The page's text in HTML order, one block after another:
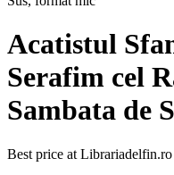
Acatistul
Serafim cel
Sambata de
Best price at Librariadelfin.ro